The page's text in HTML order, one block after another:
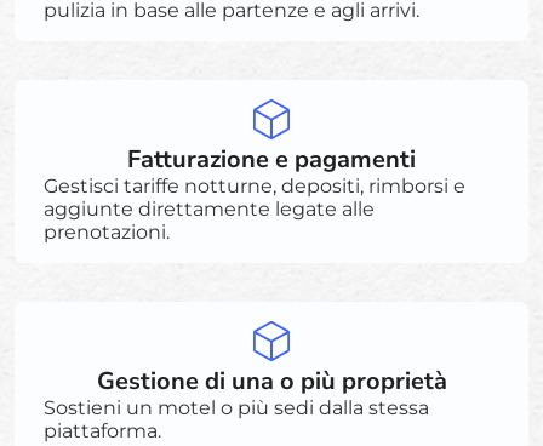
pulizia in base alle partenze e agli arrivi.
Fatturazione e pagamenti
Gestisci tariffe notturne, depositi, rimborsi e
aggiunte direttamente legate alle
prenotazioni.
Gestione di una o più proprietà
Sostieni un motel o più sedi dalla stessa
piattaforma.